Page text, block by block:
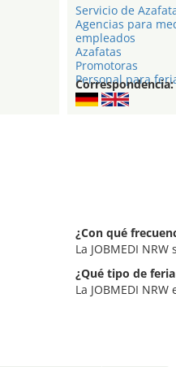
Servicio de
Agencias para
empleados
Azafatas
Promotoras
Personal para
Correspondencia:
¿Con qué
La JOBMEDI
¿Qué tipo de feria
La JOBMEDI